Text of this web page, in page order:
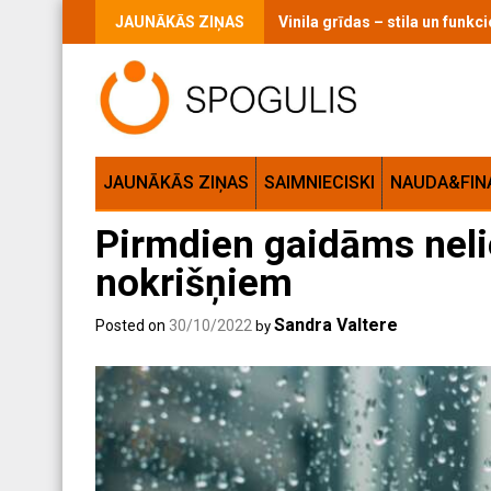
JAUNĀKĀS ZIŅAS Vinila grīdas – stila un
JAUNĀKĀS ZIŅAS SAIMNIECISKI
Pirmdien gaidāms
nokrišņiem
Posted on 30/10/2022 by Sandra Valtere